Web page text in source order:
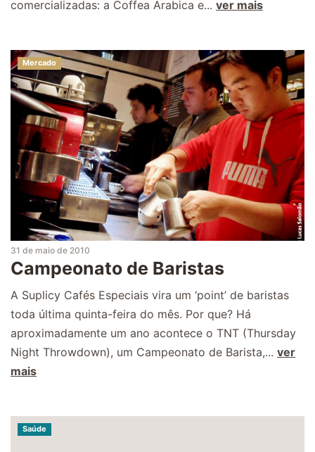
comercializadas: a Coffea Arabica e... ver mais
Mercado
31 de maio de 2010
Campeonato de Baristas
A Suplicy Cafés Especiais vira um ‘point’ de baristas
toda última quinta-feira do mês. Por que? Há
aproximadamente um ano acontece o TNT (Thursday
Night Throwdown), um Campeonato de Barista,... ver
mais
Saúde